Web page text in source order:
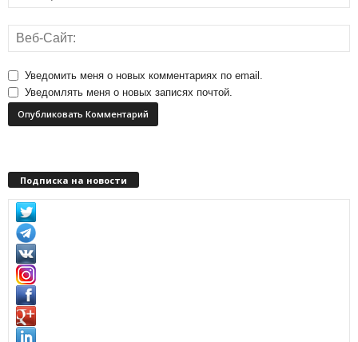
Уведомить меня о новых комментариях по email.
Уведомлять меня о новых записях почтой.
Подписка на новости